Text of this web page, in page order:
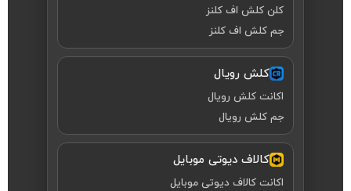
کلن کلش اف کلنز
جم کلش اف کلنز
کلش رویال
اکانت کلش رویال
جم کلش رویال
کالاف دیوتی موبایل
اکانت کالاف دیوتی موبایل